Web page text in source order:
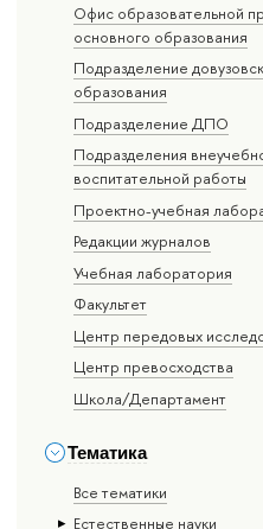
Офис образовательной
основного образования
Подразделение
образования
Подразделение ДПО
Подразделения
воспитательной работы
Проектно-учебная
Редакции журналов
Учебная лаборатория
Факультет
Центр передовых
Центр превосходства
Школа/Департамент
Тематика
Все тематики
Естественные науки